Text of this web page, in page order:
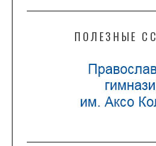
ПОЛЕЗНЫЕ